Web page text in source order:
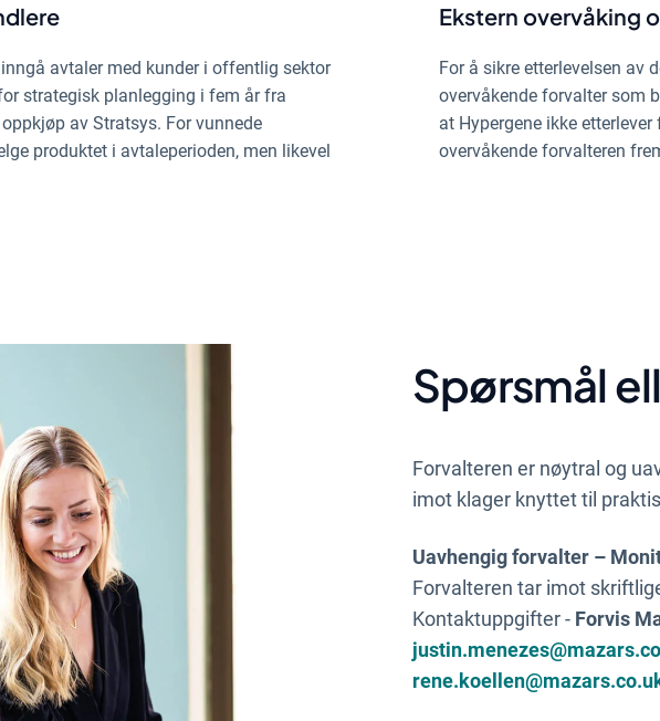
avtaler med kunder i offentlig sektor
strategisk planlegging i fem år fra
av Stratsys. For vunnede
produktet i avtaleperioden, men likevel
Ekstern overvåking
For å sikre etterlevelsen av
overvåkende forvalter som
at Hypergene ikke
overvåkende forvalteren
Spørsmål
Forvalteren er nøytral og
imot klager knyttet til
Uavhengig forvalter –
Forvalteren tar imot
Kontaktuppgifter - Forvis